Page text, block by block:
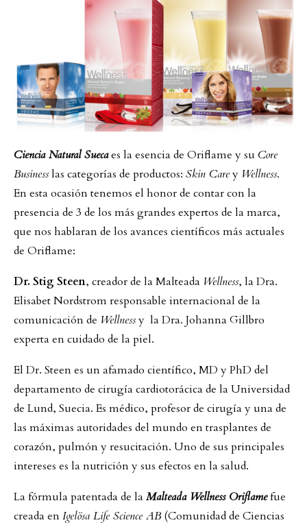
Ciencia Natural Suecaes la esencia de Oriflame y su Core
Businesslas categorías de productos: Skin Carey Wellness.
En esta ocasión tenemos el honor de contar con la
presencia de 3 de los más grandes expertos de la marca,
que nos hablaran de los avances científicos más actuales
de Oriflame:
Dr. Stig Steen, creador de la Malteada Wellness, la Dra.
Elisabet Nordstrom responsable internacional de la
comunicación de Wellnessy la Dra. Johanna Gillbro
experta en cuidado de la piel.
El Dr. Steen es un afamado científico, MD y PhD del
departamento de cirugía cardiotorácica de la Universidad
de Lund, Suecia. Es médico, profesor de cirugía y una de
las máximas autoridades del mundo en trasplantes de
corazón, pulmón y resucitación. Uno de sus principales
intereses es la nutrición y sus efectos en la salud.
La fórmula patentada de la Malteada Wellness Oriflamefue
creada enIgelösa Life Science AB(Comunidad de Ciencias